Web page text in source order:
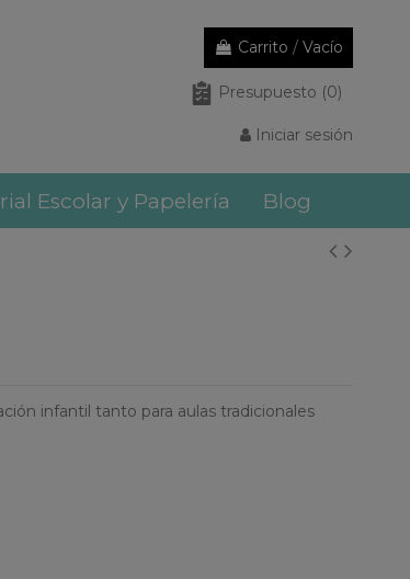
Carrito / Vacío
Presupuesto (0)
Iniciar sesión
Escolar y Papelería Blog
infantil tanto para aulas tradicionales